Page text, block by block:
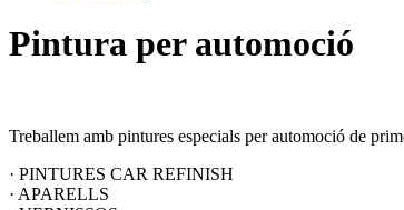
Pintura per automoció
Treballem amb pintures especials per automoció de
· PINTURES CAR REFINISH
· APARELLS